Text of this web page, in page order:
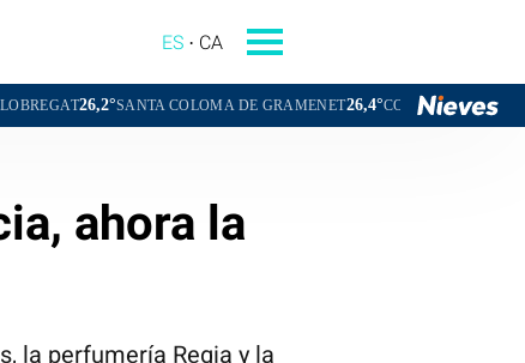
ES CA
COLOMA DE GRAMENET26,4°CORNELLÀ DE LLOBREGAT26,0°
ahora la
la perfumería Regia y la